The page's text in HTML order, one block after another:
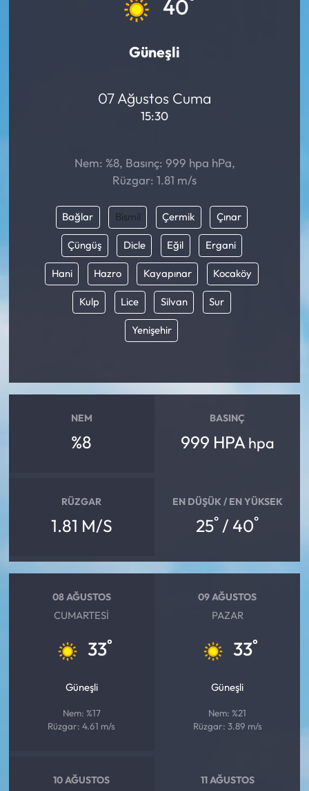
40
Güneşli
07 Ağustos Cuma
15:30
Nem: %8, Basınç: 999 hpa hPa,
Rüzgar: 1.81 m/s
Bağlar Bismil Çermik Çınar
Çüngüş Dicle Eğil Ergani
Hani Hazro Kayapınar Kocaköy
Kulp Lice Silvan Sur
Yenişehir
NEM
%8
BASINÇ
999 HPA hpa
RÜZGAR
1.81 M/S
EN DÜŞÜK / EN YÜKSEK
25° / 40°
08 AĞUSTOS
CUMARTESI
33°
Güneşli
Nem: %17
Rüzgar: 4.61 m/s
09 AĞUSTOS
PAZAR
33°
Güneşli
Nem: %21
Rüzgar: 3.89 m/s
10 AĞUSTOS 11 AĞUSTOS